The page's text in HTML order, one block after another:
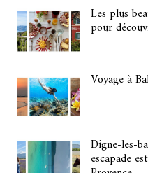
Les plus
pour
Voyage à
Digne-les-
escapade